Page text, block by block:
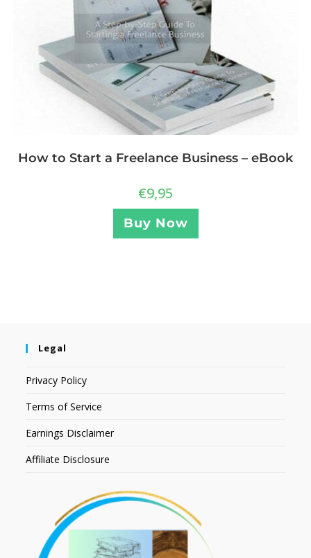
How to Start a Freelance Business – eBook
€9,95
Buy Now
Legal
Privacy Policy
Terms of Service
Earnings Disclaimer
Affiliate Disclosure